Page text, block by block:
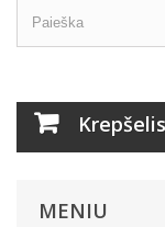
Krepšelis
MENIU